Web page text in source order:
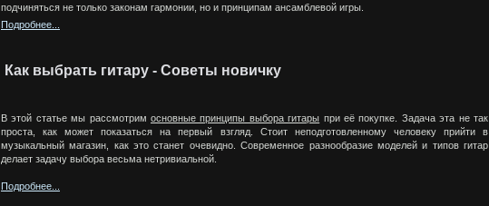
подчиняться не только законам гармонии, но и принципам ансамблевой игры.
Подробнее...
Как выбрать гитару - Советы новичку
В этой статье мы рассмотрим основные принципы выбора гитары при её покупке. Задача эта не так
проста, как может показаться на первый взгляд. Стоит неподготовленному человеку прийти в
музыкальный магазин, как это станет очевидно. Современное разнообразие моделей и типов гитар
делает задачу выбора весьма нетривиальной.
Подробнее...